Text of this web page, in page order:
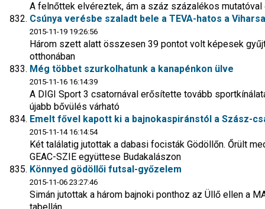
A felnőttek elvéreztek, ám a száz százalékos
Csúnya verésbe szaladt bele a TEVA-hatos a
2015-11-19 19:26:56
Három szett alatt összesen 39 pontot volt képesek
otthonában
Még többet szurkolhatunk a kanapénkon ülve
2015-11-16 16:14:39
A DIGI Sport 3 csatornával erősítette tovább
újabb bővülés várható
Emelt fővel kapott ki a bajnokaspiránstól a Szász-
2015-11-14 16:14:54
Két találatig jutottak a dabasi focisták Gödöllőn. Őrült
GEAC-SZIE együttese Budakalászon
Könnyed gödöllői futsal-győzelem
2015-11-06 23:27:46
Simán jutottak a három bajnoki ponthoz az Üllő ellen a